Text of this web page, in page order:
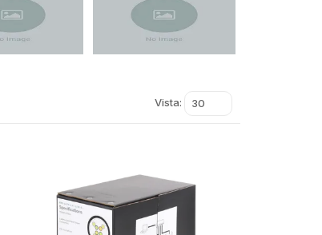
Vista: 30